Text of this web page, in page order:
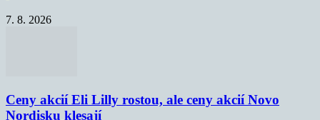
7. 8. 2026
Ceny akcií Eli Lilly rostou, ale ceny akcií Novo
Nordisku klesají